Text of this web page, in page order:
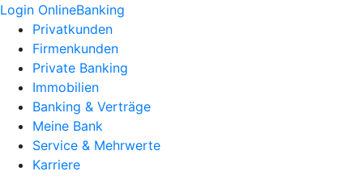
Login OnlineBanking
Privatkunden
Firmenkunden
Private Banking
Immobilien
Banking & Verträge
Meine Bank
Service & Mehrwerte
Karriere